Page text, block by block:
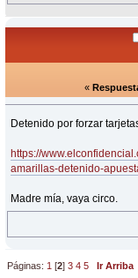
«
Detenido por forzar
https://
amarillas-detenido-
Madre mía, vaya circo.
Páginas: 1 [2]3 4 5
Ir Arriba